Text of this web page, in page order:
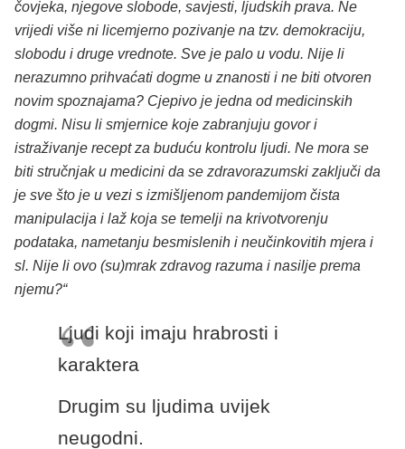
čovjeka, njegove slobode, savjesti, ljudskih prava. Ne
vrijedi više ni licemjerno pozivanje na tzv. demokraciju,
slobodu i druge vrednote. Sve je palo u vodu. Nije li
nerazumno prihvaćati dogme u znanosti i ne biti otvoren
novim spoznajama? Cjepivo je jedna od medicinskih
dogmi. Nisu li smjernice koje zabranjuju govor i
istraživanje recept za buduću kontrolu ljudi. Ne mora se
biti stručnjak u medicini da se zdravorazumski zaključi da
je sve što je u vezi s izmišljenom pandemijom čista
manipulacija i laž koja se temelji na krivotvorenju
podataka, nametanju besmislenih i neučinkovitih mjera i
sl. Nije li ovo (su)mrak zdravog razuma i nasilje prema
njemu?“
Ljudi koji imaju hrabrosti i
karaktera
Drugim su ljudima uvijek
neugodni.